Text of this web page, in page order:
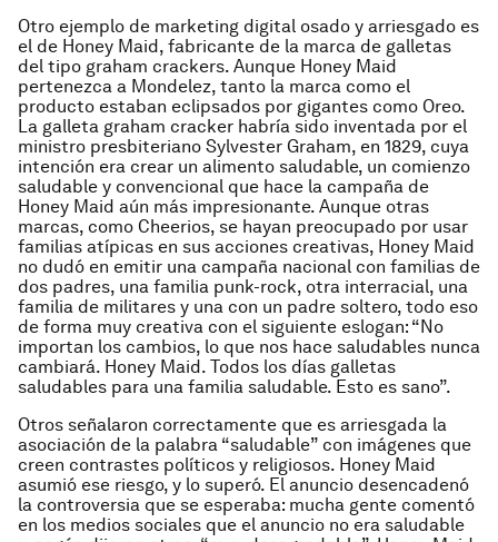
Otro ejemplo de marketing digital osado y arriesgado es
el de Honey Maid, fabricante de la marca de galletas
del tipo graham crackers. Aunque Honey Maid
pertenezca a Mondelez, tanto la marca como el
producto estaban eclipsados por gigantes como Oreo.
La galleta graham cracker habría sido inventada por el
ministro presbiteriano Sylvester Graham, en 1829, cuya
intención era crear un alimento saludable, un comienzo
saludable y convencional que hace la campaña de
Honey Maid aún más impresionante. Aunque otras
marcas, como Cheerios, se hayan preocupado por usar
familias atípicas en sus acciones creativas, Honey Maid
no dudó en emitir una campaña nacional con familias de
dos padres, una familia punk-rock, otra interracial, una
familia de militares y una con un padre soltero, todo eso
de forma muy creativa con el siguiente eslogan: “No
importan los cambios, lo que nos hace saludables nunca
cambiará. Honey Maid. Todos los días galletas
saludables para una familia saludable. Esto es sano”.
Otros señalaron correctamente que es arriesgada la
asociación de la palabra “saludable” con imágenes que
creen contrastes políticos y religiosos. Honey Maid
asumió ese riesgo, y lo superó. El anuncio desencadenó
la controversia que se esperaba: mucha gente comentó
en los medios sociales que el anuncio no era saludable